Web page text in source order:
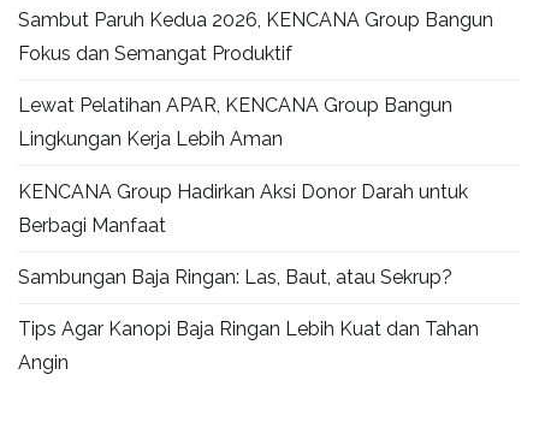
Sambut Paruh Kedua 2026, KENCANA Group Bangun
Fokus dan Semangat Produktif
Lewat Pelatihan APAR, KENCANA Group Bangun
Lingkungan Kerja Lebih Aman
KENCANA Group Hadirkan Aksi Donor Darah untuk
Berbagi Manfaat
Sambungan Baja Ringan: Las, Baut, atau Sekrup?
Tips Agar Kanopi Baja Ringan Lebih Kuat dan Tahan
Angin